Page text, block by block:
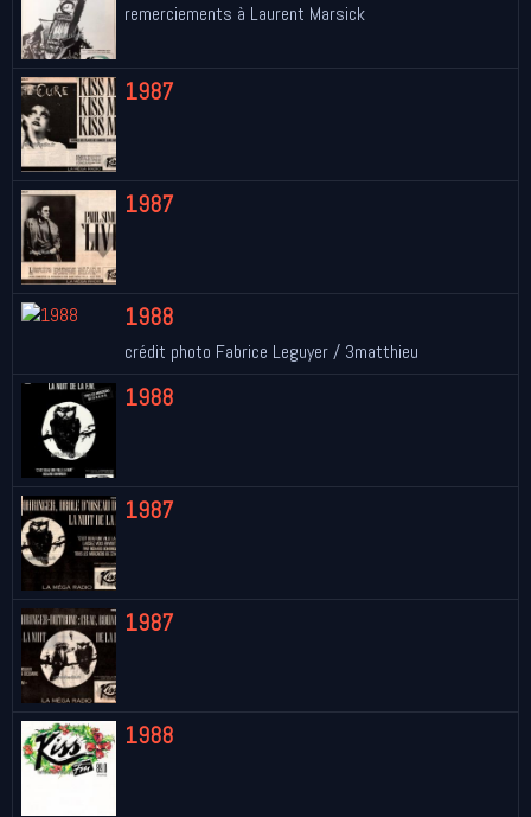
remerciements à Laurent Marsick
1987
1987
1988
crédit photo Fabrice Leguyer / 3matthieu
1988
1987
1987
1988